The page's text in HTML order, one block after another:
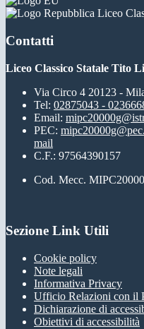
Liceo
Contatti
Liceo Classico Statale Tito
Via Circo 4 20123 -
Tel: 02875043 -
Email:
PEC:
mail
C.F.: 97564390157
Cod. Mecc.
Sezione Link Utili
Cookie policy
Note legali
Informativa Privacy
Ufficio Relazioni con il
Dichiarazione di
Obiettivi di accessibilità